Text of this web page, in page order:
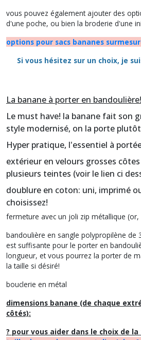
vous pouvez également ajouter des
d'une poche, ou bien la broderie d'une
options pour sacs bananes
Si vous hésitez sur un choix, je
La banane à porter en bandoulière!
Le must have! la banane fait son
style modernisé, on la porte
Hyper pratique, l'essentiel à
extérieur en velours grosses
plusieurs teintes (voir le lien ci
doublure en coton: uni, imprimé
choisissez!
fermeture avec un joli zip métallique
bandoulière en sangle polypropilène de
est suffisante pour le porter en
longueur, et vous pourrez la porter de
la taille si désiré!
bouclerie en métal
dimensions banane (de chaque
côtés):
? pour vous aider dans le choix de